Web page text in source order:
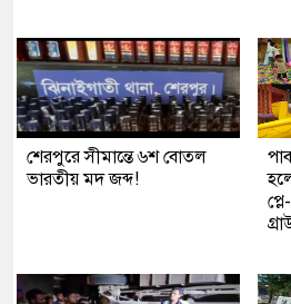
শেরপুরে সীমান্তে ৬শ বোতল
ভারতীয় মদ জব্দ!